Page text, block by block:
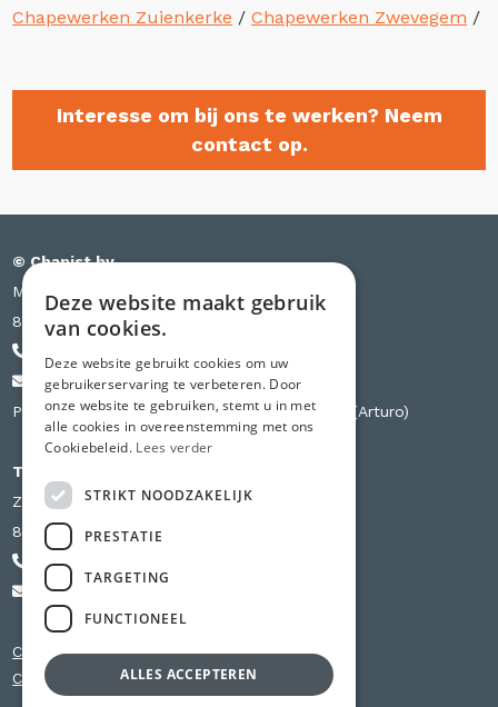
Chapewerken Zuienkerke /Chapewerken Zwevegem /
Interesse om bij ons te werken? Neem
contact op.
© Chapist bv
Meensesteenweg 385 bus S03
8501 Kortrijk
info@chapist.be
Partner van Knauf, Weber, Betopor, Uzin Utz (Arturo)
Tweede vestiging
Zilverbergstraat 240 D
8800 Roeselare
+32 56 980 741
info@chapist.be
Chapewerken Oost-Vlaanderen
Chapewerken West-Vlaanderen
Deze website maakt gebruik
van cookies.
Deze website gebruikt cookies om uw
gebruikerservaring te verbeteren. Door
onze website te gebruiken, stemt u in met
alle cookies in overeenstemming met ons
Cookiebeleid. Lees verder
STRIKT NOODZAKELIJK
PRESTATIE
TARGETING
FUNCTIONEEL
ALLES ACCEPTEREN